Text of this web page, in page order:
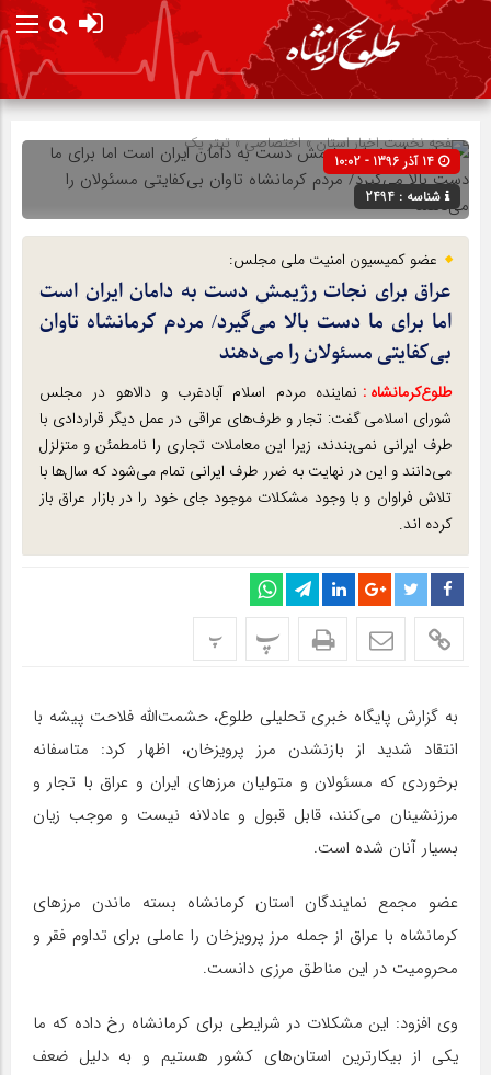
صفحه نخستاخبار استان»اختصاصی»تیتر یک
شناسه : 2494
عضو کمیسیون امنیت ملی مجلس:
عراق برای نجات رژیمش دست به دامان ایران است
اما برای ما دست بالا می‌گیرد/ مردم کرمانشاه تاوان
بی‌کفایتی مسئولان را می‌دهند
طلوع‌‌کرمانشاه : نماینده مردم اسلام آبادغرب و دالاهو در مجلس
شورای اسلامی گفت: تجار و طرف‌های عراقی در عمل دیگر قراردادی با
طرف ایرانی نمی‌بندند، زیرا این معاملات تجاری را نامطمئن و متزلزل
می‌دانند و این در نهایت به ضرر طرف ایرانی تمام می‌شود که سال‌ها با
تلاش فراوان و با وجود مشکلات موجود جای خود را در بازار عراق باز
کرده اند.
پ پ
به گزارش پایگاه خبری تحلیلی طلوع، حشمت‌الله فلاحت پیشه با
انتقاد شدید از بازنشدن مرز پرویزخان، اظهار کرد: متاسفانه
برخوردی که مسئولان و متولیان مرزهای ایران و عراق با تجار و
مرزنشینان می‌کنند، قابل قبول و عادلانه نیست و موجب زیان
بسیار آنان شده است.
عضو مجمع نمایندگان استان کرمانشاه بسته ماندن مرزهای
کرمانشاه با عراق از جمله مرز پرویزخان را عاملی برای تداوم فقر و
محرومیت در این مناطق مرزی دانست.
وی افزود: این مشکلات در شرایطی برای کرمانشاه رخ داده که ما
یکی از بیکارترین استان‌های کشور هستیم و به دلیل ضعف